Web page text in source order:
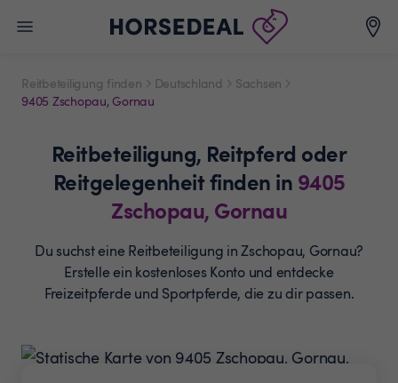
Reitbeteiligung finden Deutschland
Sachsen
9405 Zschopau, Gornau
Reitbeteiligung, Reitpferd oder
Reitgelegenheitfinden in 9405
Zschopau, Gornau
Du suchst eine Reitbeteiligung in Zschopau, Gornau?
Erstelle ein kostenloses Konto und entdecke
Freizeitpferde und Sportpferde, die zu dir passen.